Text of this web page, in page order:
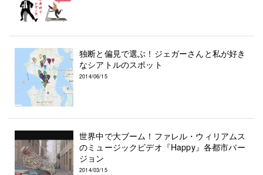
独断と偏見で選ぶ！ジェガーさんと私が好き
なシアトルのスポット
2014/06/15
世界中で大ブーム！ファレル・ウィリアムス
のミュージックビデオ『Happy』各都市バー
ジョン
2014/03/15